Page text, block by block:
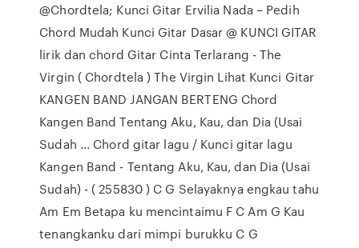
@Chordtela; Kunci Gitar Ervilia Nada – Pedih
Chord Mudah Kunci Gitar Dasar @ KUNCI GITAR
lirik dan chord Gitar Cinta Terlarang - The
Virgin ( Chordtela ) The Virgin Lihat Kunci Gitar
KANGEN BAND JANGAN BERTENG Chord
Kangen Band Tentang Aku, Kau, dan Dia (Usai
Sudah ... Chord gitar lagu / Kunci gitar lagu
Kangen Band - Tentang Aku, Kau, dan Dia (Usai
Sudah) - ( 255830 ) C G Selayaknya engkau tahu
Am Em Betapa ku mencintaimu F C Am G Kau
tenangkanku dari mimpi burukku C G